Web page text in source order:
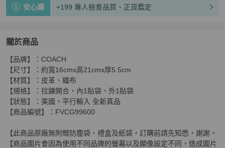
安心購 +199 專人檢查品質、正貨鑑定
關於商品
關於【COACH】滿版LOGO織布拼接皮革方形斜背包-深藍
【品牌】：COACH
【尺寸】：約寬16cmx高21cmx厚5.5cm
【材質】：皮革、織布
【規格】：拉鍊開合，內1貼袋、外1貼袋
【狀態】：美國，平行輸入 全新真品
【商品編號】：FVCG99600
【此商品原廠無附贈防塵袋、禮盒及紙袋，訂購前請先知悉，謝謝。
【商品圖片會因為使用不同品牌的螢幕以及顯像設定不同，造成圖片